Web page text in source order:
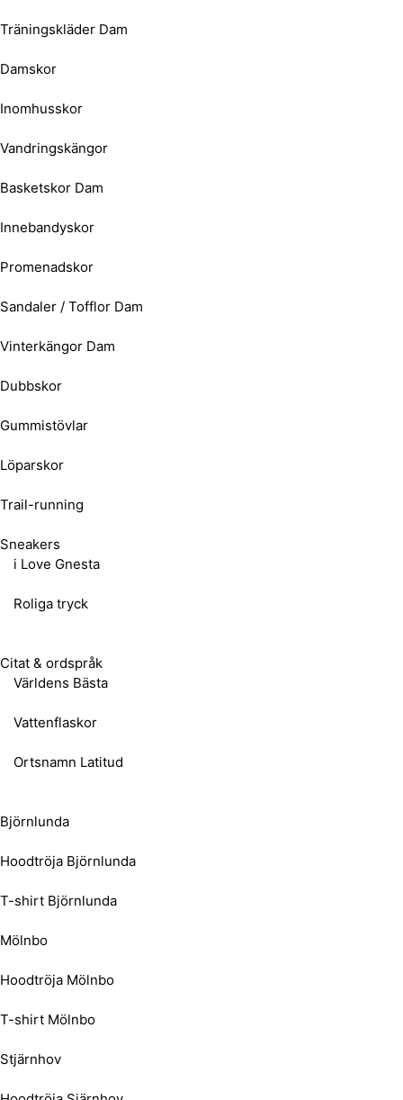
Träningskläder Dam
Damskor
Inomhusskor
Vandringskängor
Basketskor Dam
Innebandyskor
Promenadskor
Sandaler / Tofflor Dam
Vinterkängor Dam
Dubbskor
Gummistövlar
Löparskor
Trail-running
Sneakers
i Love Gnesta
Roliga tryck
Citat & ordspråk
Världens Bästa
Vattenflaskor
Ortsnamn Latitud
Björnlunda
Hoodtröja Björnlunda
T-shirt Björnlunda
Mölnbo
Hoodtröja Mölnbo
T-shirt Mölnbo
Stjärnhov